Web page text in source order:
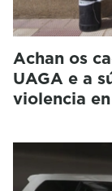
Achan os
UAGA e a
violencia